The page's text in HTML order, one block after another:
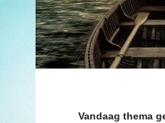
Vandaag thema